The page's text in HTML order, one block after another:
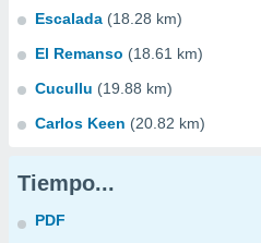
Escalada (18.28 km)
El Remanso (18.61 km)
Cucullu (19.88 km)
Carlos Keen (20.82 km)
Tiempo...
PDF